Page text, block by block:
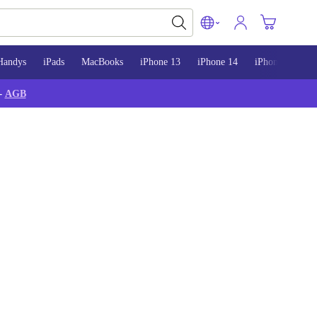
iPads MacBooks iPhone 13 iPhone 14 iPhone 15
AGB